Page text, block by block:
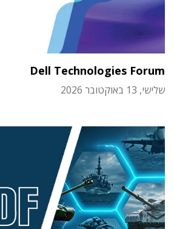
Dell Technologies Forum
שלישי, 13 באוקטובר 2026